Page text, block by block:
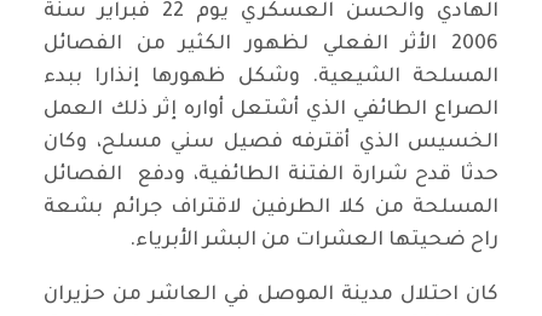
الهادي والحسن العسكري يوم 22 فبراير سنة
2006 الأثر الفعلي لظهور الكثير من الفصائل
المسلحة الشيعية. وشكل ظهورها إنذارا ببدء
الصراع الطائفي الذي أشتعل أواره إثر ذلك العمل
الخسيس الذي أقترفه فصيل سني مسلح، وكان
حدثا قدح شرارة الفتنة الطائفية، ودفع الفصائل
المسلحة من كلا الطرفين لاقتراف جرائم بشعة
راح ضحيتها العشرات من البشر الأبرياء.
كان احتلال مدينة الموصل في العاشر من حزيران